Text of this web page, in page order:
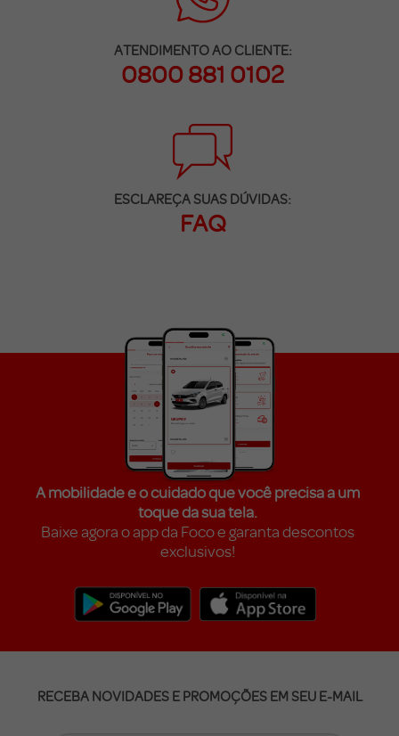
ATENDIMENTO AO CLIENTE:
0800 881 0102
ESCLAREÇA SUAS DÚVIDAS:
FAQ
A mobilidade e o cuidado que você precisa a um
toque da sua tela.
Baixe agora o app da Foco e garanta descontos
exclusivos!
RECEBA NOVIDADES E PROMOÇÕES EM SEU E-MAIL